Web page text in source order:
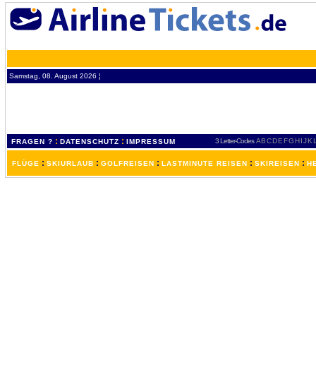
Samstag, 08. August 2026 ¦
FRAGEN ? : DATENSCHUTZ : IMPRESSUM 3 Letter-Codes ABCDEFGH IJKL
FLÜGE : SKIURLAUB : GOLFREISEN : LASTMINUTE REISEN : SKIREISEN :